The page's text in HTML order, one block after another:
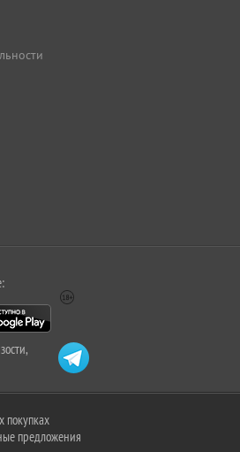
покупках
предложения